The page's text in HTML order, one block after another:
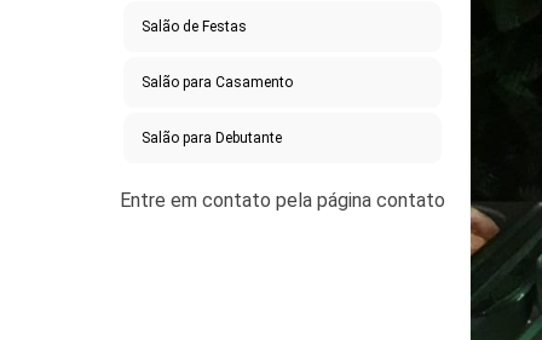
Salão de Festas
Salão para Casamento
Salão para Debutante